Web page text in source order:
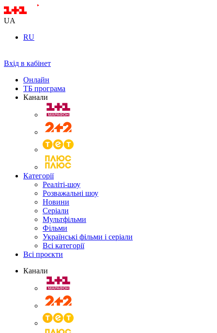
UA
RU
Вхід в кабінет
Онлайн
ТБ програма
Канали
Категорії
Реаліті-шоу
Розважальні шоу
Новини
Серіали
Мультфільми
Фільми
Українські фільми і серіали
Всі категорії
Всі проєкти
Канали